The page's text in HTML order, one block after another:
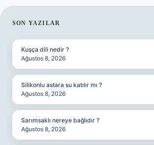
SIDEBAR
SON YAZILAR
Kuşça dili nedir ?
Ağustos 8, 2026
Silikonlu astara su katılır mı ?
Ağustos 8, 2026
Sarımsaklı nereye bağlıdır ?
Ağustos 8, 2026